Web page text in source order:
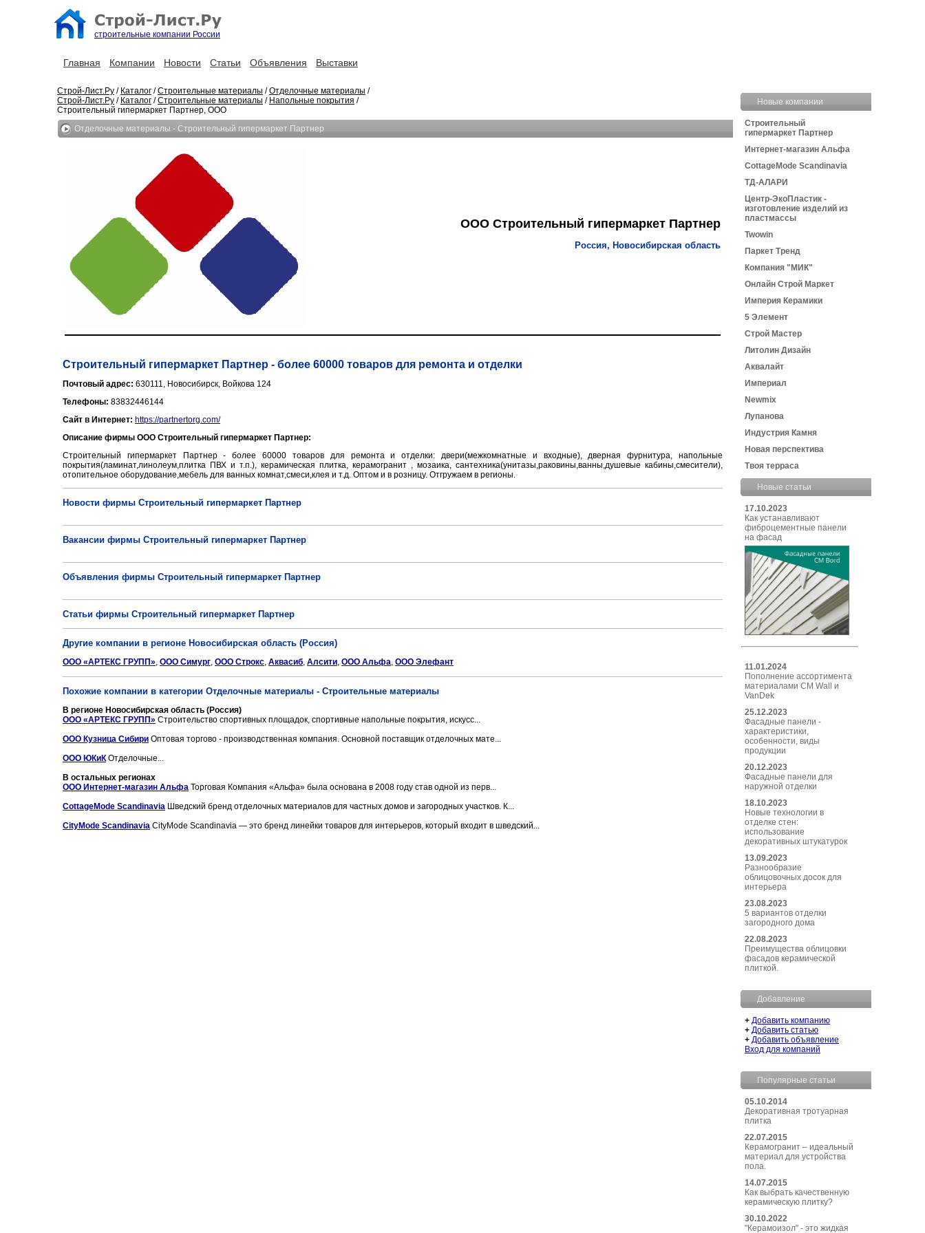
строительные компании России
Главная Компании Новости Статьи Объявления Выставки
Строй-Лист.Ру / Каталог /Строительные материалы /Отделочные материалы /
Строй-Лист.Ру / Каталог /Строительные материалы / Напольные покрытия /
Строительный гипермаркет Партнер, ООО
Отделочные материалы - Строительный гипермаркет Партнер
ООО Строительный гипермаркет Партнер
Россия, Новосибирская область
Строительный гипермаркет Партнер - более 60000 товаров для ремонта и отделки
Почтовый адрес: 630111, Новосибирск, Войкова 124
Телефоны: 83832446144
Сайт в Интернет: https://partnertorg.com/
Описание фирмы ООО Строительный гипермаркет Партнер:
Строительный гипермаркет Партнер - более 60000 товаров для ремонта и отделки: двери(межкомнатные и входные), дверная фурнитура, напольные
покрытия(ламинат,линолеум,плитка ПВХ и т.п.), керамическая плитка, керамогранит , мозаика, сантехника(унитазы,раковины,ванны,душевые кабины,смесители),
отопительное оборудование,мебель для ванных комнат,смеси,клея и т.д. Оптом и в розницу. Отгружаем в регионы.
Новости фирмы Строительный гипермаркет Партнер
Вакансии фирмы Строительный гипермаркет Партнер
Объявления фирмы Строительный гипермаркет Партнер
Статьи фирмы Строительный гипермаркет Партнер
Другие компании в регионе Новосибирская область (Россия)
ООО «АРТЕКС ГРУПП», ООО Симург, ООО Строкс, Аквасиб, Алсити, ООО Альфа, ООО Элефант
Похожие компании в категории Отделочные материалы - Строительные материалы
В регионе Новосибирская область (Россия)
ООО «АРТЕКС ГРУПП» Строительство спортивных площадок, спортивные напольные покрытия, искусс...
ООО Кузница Сибири Оптовая торгово - производственная компания. Основной поставщик отделочных мате...
ООО ЮКиКОтделочные...
В остальных регионах
ООО Интернет-магазин Альфа Торговая Компания «Альфа» была основана в 2008 году став одной из перв...
CottageMode Scandinavia Шведский бренд отделочных материалов для частных домов и загородных участков. К...
CityMode Scandinavia CityMode Scandinavia — это бренд линейки товаров для интерьеров, который входит в шведский...
Новые компании
Строительный
гипермаркет Партнер
Интернет-магазин Альфа
CottageMode Scandinavia
ТД-АЛАРИ
Центр-ЭкоПластик -
изготовление изделий из
пластмассы
Twowin
Паркет Тренд
Компания "МИК"
Онлайн Строй Маркет
Империя Керамики
5 Элемент
Строй Мастер
Литолин Дизайн
Аквалайт
Империал
Newmix
Лупанова
Индустрия Камня
Новая перспектива
Твоя терраса
Новые статьи
17.10.2023
Как устанавливают
фиброцементные панели
на фасад
11.01.2024
Пополнение ассортимента
материалами CM Wall и
VanDek
25.12.2023
Фасадные панели -
характеристики,
особенности, виды
продукции
20.12.2023
Фасадные панели для
наружной отделки
18.10.2023
Новые технологии в
отделке стен:
использование
декоративных штукатурок
13.09.2023
Разнообразие
облицовочных досок для
интерьера
23.08.2023
5 вариантов отделки
загородного дома
22.08.2023
Преимущества облицовки
фасадов керамической
плиткой.
Добавление
+ Добавить компанию
+ Добавить статью
+ Добавить объявление
Вход для компаний
Популярные статьи
05.10.2014
Декоративная тротуарная
плитка
22.07.2015
Керамогранит – идеальный
материал для устройства
пола.
14.07.2015
Как выбрать качественную
керамическую плитку?
30.10.2022
"Керамоизол" - это жидкая